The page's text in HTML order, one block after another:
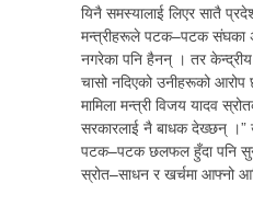
यिनै समस्यालाई लिएर सातै
मन्त्रीहरूले पटक–पटक संघका
नगरेका पनि हैनन् । तर केन्द्रीय
चासो नदिएको उनीहरूको
मामिला मन्त्री विजय यादव
सरकारलाई नै बाधक देख्छन् ।”
पटक–पटक छलफल हुँदा पनि
स्रोत–साधन र खर्चमा आफ्नो